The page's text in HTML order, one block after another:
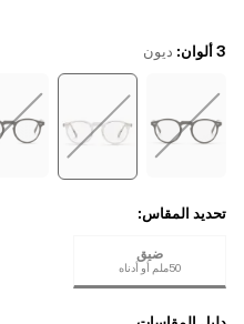
3 ألوان : ديون
تحديد المقاس:
ضيق
50ملم أو أدناه